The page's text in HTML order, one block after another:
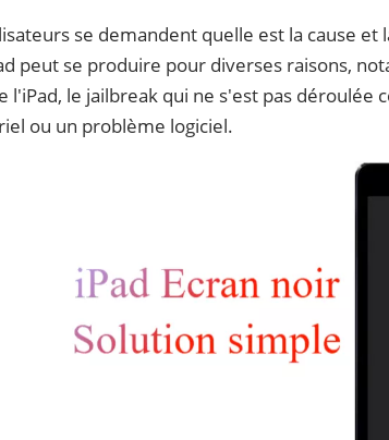
se demandent quelle est la cause
peut se produire pour diverses raisons,
l'iPad, le jailbreak qui ne s'est pas
ou un problème logiciel.